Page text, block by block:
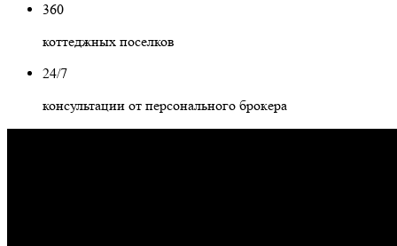
360
коттеджных поселков
24/7
консультации от персонального брокера